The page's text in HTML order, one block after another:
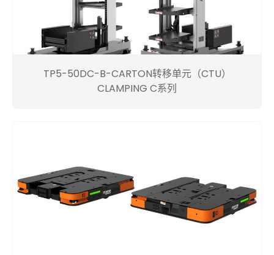
TP5-50DC-B-CARTON转移单元（CTU）
CLAMPING C系列